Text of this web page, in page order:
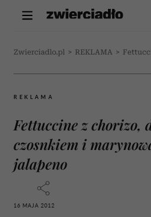
Zwierciadlo.pl > REKLAMA >
REKLAMA
Fettuccine z chorizo,
czosnkiem i
jalapeno
16 MAJA 2012